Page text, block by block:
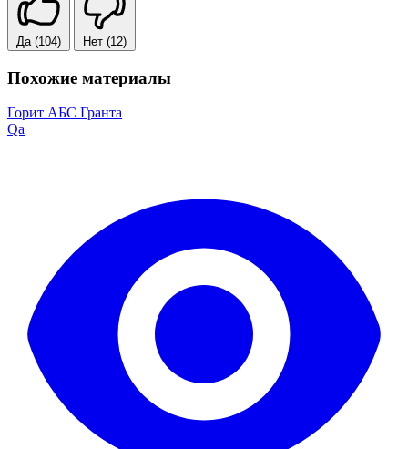
Да (104) Нет (12)
Похожие материалы
Горит АБС Гранта
Qa